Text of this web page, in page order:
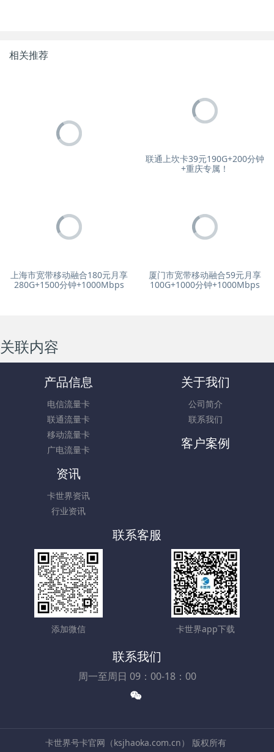
相关推荐
+可发全国！
联通上坎卡39元190G+200分钟
+重庆专属！
上海市宽带移动融合180元月享
280G+1500分钟+1000Mbps
厦门市宽带移动融合59元月享
100G+1000分钟+1000Mbps
关联内容
产品信息
电信流量卡
联通流量卡
移动流量卡
广电流量卡
关于我们
公司简介
联系我们
客户案例
资讯
卡世界资讯
行业资讯
联系客服
添加微信 卡世界app下载
联系我们
周一至周日 09：00-18：00
卡世界号卡官网（ksjhaoka.com.cn） 版权所有